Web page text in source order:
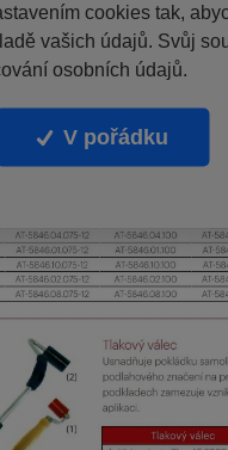
cookies tak,
vašich údajů. Svůj
osobních údajů.
V pořádku